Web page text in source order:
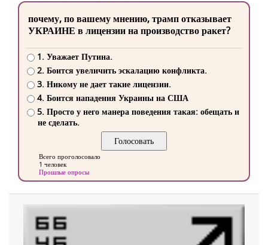
почему, по вашему мнению, трамп отказывает
УКРАИНЕ в лицензии на производство ракет?
1. Уважает Путина.
2. Боится увеличить эскалацию конфликта.
3. Никому не дает такие лицензии.
4. Боится нападения Украины на США
5. Просто у него манера поведения такая: обещать и
не сделать.
Всего проголосовало
1 человек
Прошлые опросы